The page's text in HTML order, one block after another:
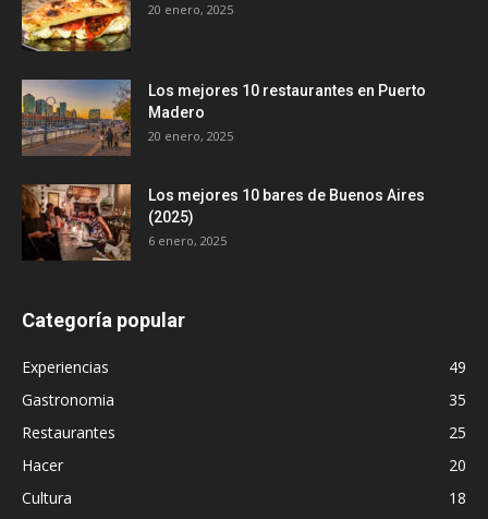
20 enero, 2025
Los mejores 10 restaurantes en Puerto
Madero
20 enero, 2025
Los mejores 10 bares de Buenos Aires
(2025)
6 enero, 2025
Categoría popular
Experiencias
49
Gastronomia
35
Restaurantes
25
Hacer
20
Cultura
18